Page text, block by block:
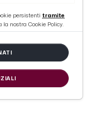
alla
alla
persistenti tramite
nostra Cookie Policy.